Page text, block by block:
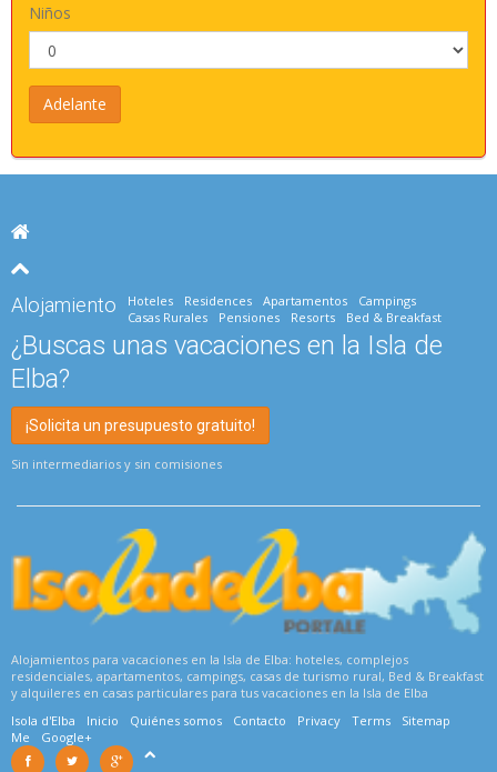
Niños
Alojamiento Hoteles Residences Apartamentos
Campings
Casas Rurales
Pensiones Resorts Bed & Breakfast
¿Buscas unas vacaciones en la Isla de
Elba?
¡Solicita un presupuesto gratuito!
Sin intermediarios y sin comisiones
Alojamientos para vacaciones en la Isla de Elba: hoteles, complejos
residenciales, apartamentos, campings, casas de turismo rural, Bed & Breakfast
y alquileres en casas particulares para tus vacaciones en la Isla de Elba
Isola d'Elba
Inicio Quiénes somos Contacto Privacy Terms
Sitemap
Me
Google+